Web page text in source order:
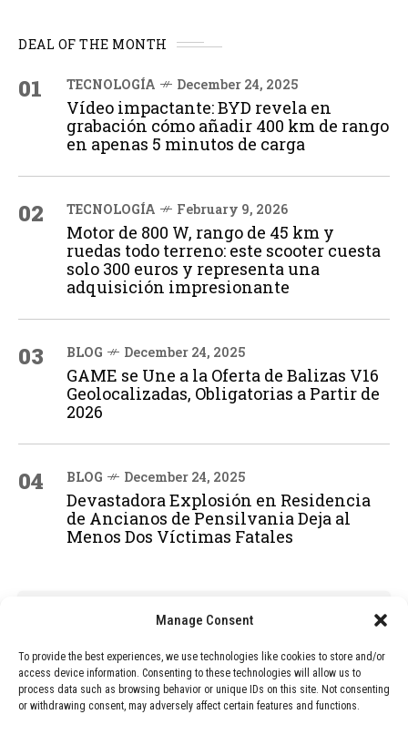
Manage Consent
To provide the best experiences, we use technologies like cookies to store and/or
access device information. Consenting to these technologies will allow us to
process data such as browsing behavior or unique IDs on this site. Not consenting
or withdrawing consent, may adversely affect certain features and functions.
DEAL OF THE MONTH
01 TECNOLOGÍA December 24, 2025
Vídeo impactante: BYD revela en
grabación cómo añadir 400 km de rango
en apenas 5 minutos de carga
02 TECNOLOGÍA February 9, 2026
Motor de 800 W, rango de 45 km y
ruedas todo terreno: este scooter cuesta
solo 300 euros y representa una
adquisición impresionante
03 BLOG December 24, 2025
GAME se Une a la Oferta de Balizas V16
Geolocalizadas, Obligatorias a Partir de
2026
04 BLOG December 24, 2025
Devastadora Explosión en Residencia
de Ancianos de Pensilvania Deja al
Menos Dos Víctimas Fatales